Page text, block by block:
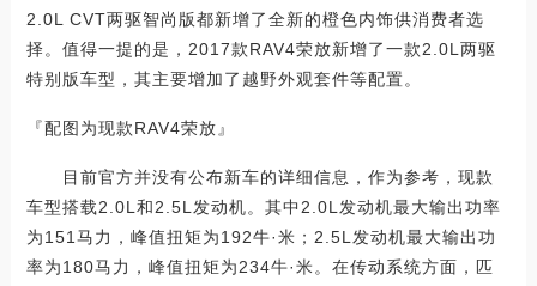
2.0L CVT两驱智尚版都新增了全新的橙色内饰供消费者选
择。值得一提的是，2017款RAV4荣放新增了一款2.0L两驱
特别版车型，其主要增加了越野外观套件等配置。
『配图为现款RAV4荣放』
目前官方并没有公布新车的详细信息，作为参考，现款
车型搭载2.0L和2.5L发动机。其中2.0L发动机最大输出功率
为151马力，峰值扭矩为192牛·米；2.5L发动机最大输出功
率为180马力，峰值扭矩为234牛·米。在传动系统方面，匹